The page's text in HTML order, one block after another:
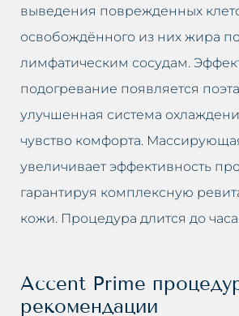
выведения поврежденных
освобождённого из них жира
лимфатическим сосудам.
подогревание появляется
улучшенная система
чувство комфорта.
увеличивает эффективность
гарантируя комплексную
кожи. Процедура длится до
Accent Prime
рекомендации